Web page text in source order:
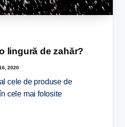
lingură de zahăr?
2020
cele de produse de
cele mai folosite